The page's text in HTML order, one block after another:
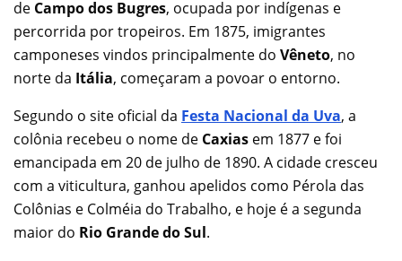
de Campo dos Bugres, ocupada por indígenas e
percorrida por tropeiros. Em 1875, imigrantes
camponeses vindos principalmente do Vêneto, no
norte da Itália, começaram a povoar o entorno.
Segundo o site oficial da Festa Nacional da Uva, a
colônia recebeu o nome de Caxias em 1877 e foi
emancipada em 20 de julho de 1890. A cidade cresceu
com a viticultura, ganhou apelidos como Pérola das
Colônias e Colméia do Trabalho, e hoje é a segunda
maior do Rio Grande do Sul.